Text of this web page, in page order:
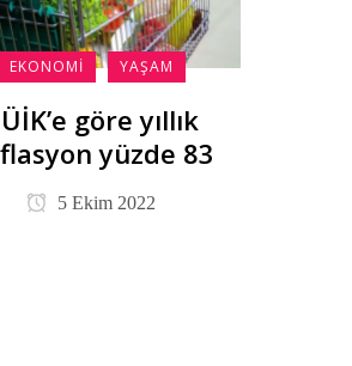
EKONOMI YAŞAM
göre yıllık
yüzde 83
5 Ekim 2022